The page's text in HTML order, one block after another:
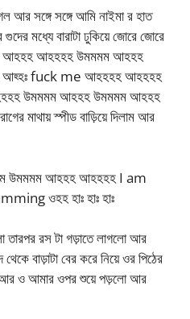
আর সঙ্গে সঙ্গে আমি নাইমা র হাত
মধ্যে বারাটা ঢুকিয়ে জোরে জোরে
:- আহহহ আহহহহ উমমমম আহহহ
fuck me আহহহহ আহহহহ
উমমমম আহহহ উমমমম আহহহ
মাথায় স্পীড বাড়িয়ে দিলাম আর
উমমমম আহহহ আহহহহ I am
ওহহ হাঃ হাঃ হাঃ
তারপর রস টা গড়াতে লাগলো আর
বাড়াটা বের করে নিয়ে ওর পিঠের
আর ও আমার ওপর শুয়ে পড়লো আর